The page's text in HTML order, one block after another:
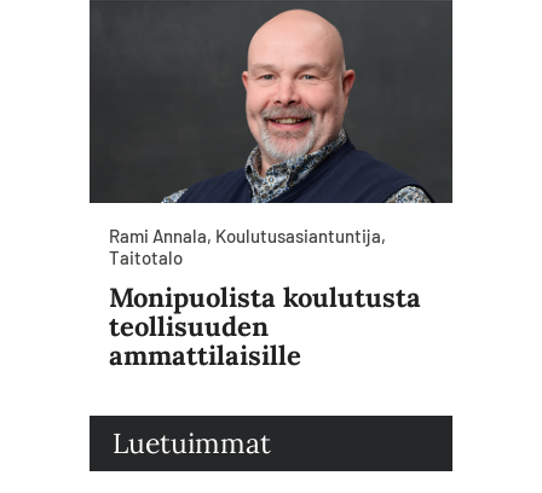
Rami Annala, Koulutusasiantuntija,
Taitotalo
Monipuolista koulutusta
teollisuuden
ammattilaisille
Luetuimmat